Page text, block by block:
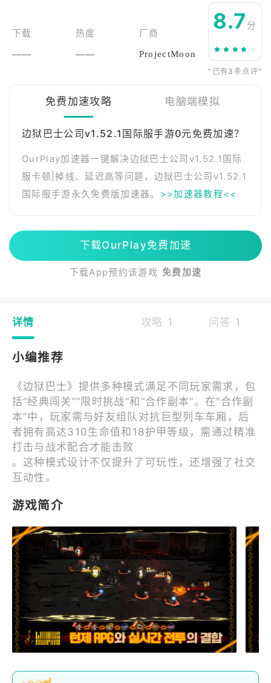
下载
——
热度
——
厂商
ProjectMoon
8.7 分
"已有3条点评"
免费加速攻略 电脑端模拟
边狱巴士公司v1.52.1国际服手游0元免费加速？
OurPlay加速器一键解决边狱巴士公司v1.52.1国际
服卡顿|掉线、延迟高等问题，边狱巴士公司v1.52.1
国际服手游永久免费版加速器。 >>加速器教程<<
下载OurPlay免费加速
下载App预约该游戏 免费加速
详情 攻略 1 问答 1
小编推荐
《边狱巴士》提供多种模式满足不同玩家需求，包
括“经典闯关”“限时挑战”和“合作副本”。在“合作副
本”中，玩家需与好友组队对抗巨型列车车厢，后
者拥有高达310生命值和18护甲等级，需通过精准
打击与战术配合才能击败
。这种模式设计不仅提升了可玩性，还增强了社交
互动性。
游戏简介